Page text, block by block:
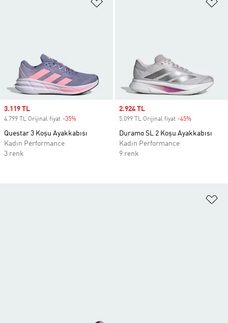
Sale price
3.119 TL
4.799 TL Orijinal fiyat -35%
Questar 3 Koşu Ayakkabısı
Kadın Performance
3 renk
Sale price
2.924 TL
5.099 TL Orijinal fiyat -45%
Duramo SL 2 Koşu Ayakkabısı
Kadın Performance
9 renk